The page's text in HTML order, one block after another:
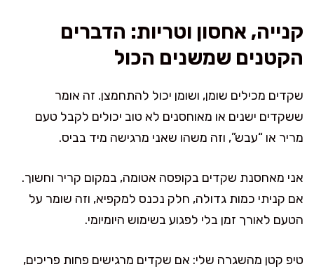
קנייה, אחסון וטריות: הדברים
הקטנים שמשנים הכול
שקדים מכילים שומן, ושומן יכול להתחמצן. זה אומר
ששקדים ישנים או מאוחסנים לא טוב יכולים לקבל טעם
מריר או “עבש”, וזה משהו שאני מרגישה מיד בביס.
אני מאחסנת שקדים בקופסה אטומה, במקום קריר וחשוך.
אם קניתי כמות גדולה, חלק נכנס למקפיא, וזה שומר על
הטעם לאורך זמן בלי לפגוע בשימוש היומיומי.
טיפ קטן מהשגרה שלי: אם שקדים מרגישים פחות פריכים,